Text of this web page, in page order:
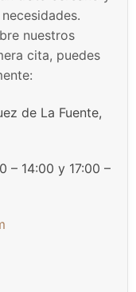
nuestros
cita, puedes
de La Fuente,
– 14:00 y 17:00 –